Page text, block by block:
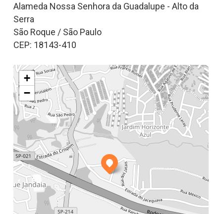
Alameda Nossa Senhora da Guadalupe - Alto da
Serra
São Roque / São Paulo
CEP: 18143-410
+
−